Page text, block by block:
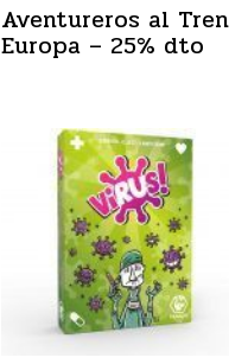
Aventureros al Tren
Europa – 25% dto